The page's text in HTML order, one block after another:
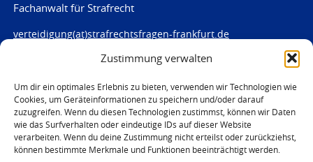
Zustimmung verwalten
Um dir ein optimales Erlebnis zu bieten, verwenden wir Technologien wie
Cookies, um Geräteinformationen zu speichern und/oder darauf
zuzugreifen. Wenn du diesen Technologien zustimmst, können wir Daten
wie das Surfverhalten oder eindeutige IDs auf dieser Website
verarbeiten. Wenn du deine Zustimmung nicht erteilst oder zurückziehst,
können bestimmte Merkmale und Funktionen beeinträchtigt werden.
Fachanwalt für Strafrecht
verteidigung(at)strafrechtsfragen-frankfurt.de
www.strafrechtsfragen-frankfurt.de
Louisenstraße 84
61348 Bad Homburg
Telefon:06172 - 66 28 00
Telefax: 06172 - 66 28 01